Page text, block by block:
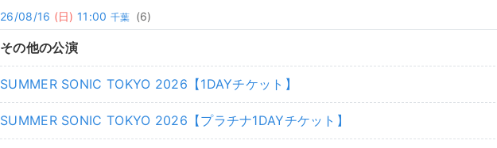
26/08/16 (日) 11:00 千葉 (6)
その他の公演
SUMMER SONIC TOKYO 2026【1DAYチケット】
SUMMER SONIC TOKYO 2026【プラチナ1DAYチケット】